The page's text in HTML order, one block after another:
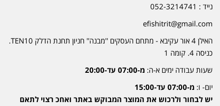
נייד : 052-3214741
efishitrit@gmail.com
האילן 4 אור עקיבא - מתחם העסקים ''מבנה'' חניון תחנת הדלק TEN10.
כניסה 4. קומה 1
שעות עבודה ימים א-ה: מ-07:00 עד-20:00
יום- ו: מ-07:00 עד-15:00
יש לבחור ולרכוש את המוצר המבוקש באתר ואחכ רצוי לתאם